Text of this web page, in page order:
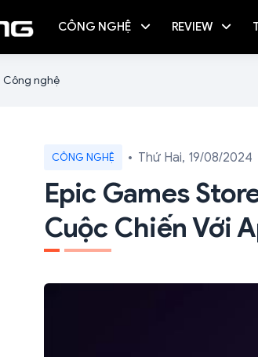
CÔNG NGHỆ REVIEW
Công nghệ
CÔNG NGHỆ Thứ Hai, 19/08/2024
Epic Games
Cuộc Chiến Với